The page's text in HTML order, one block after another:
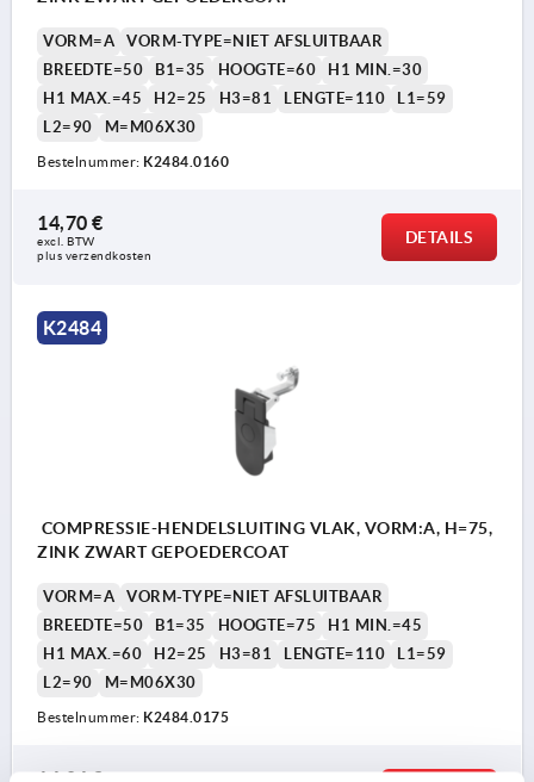
VORM=A
VORM-TYPE=NIET AFSLUITBAAR
BREEDTE=50
B1=35 HOOGTE=60
H1 MIN.=30
H1 MAX.=45
H2=25 H3=81 LENGTE=110
L1=59
L2=90
M=M06X30
Bestelnummer: K2484.0160
14,70 €
excl. BTW
plus verzendkosten
DETAILS
K2484
COMPRESSIE-HENDELSLUITING VLAK, VORM:A, H=75,
ZINK ZWART GEPOEDERCOAT
VORM=A
VORM-TYPE=NIET AFSLUITBAAR
BREEDTE=50
B1=35 HOOGTE=75
H1 MIN.=45
H1 MAX.=60
H2=25 H3=81 LENGTE=110
L1=59
L2=90
M=M06X30
Bestelnummer: K2484.0175